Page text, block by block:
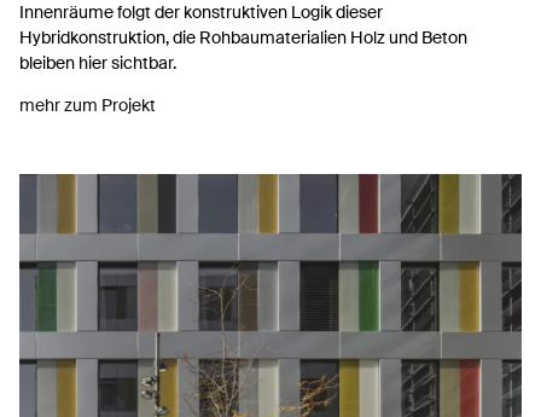
Innenräume folgt der konstruktiven Logik dieser
Hybridkonstruktion, die Rohbaumaterialien Holz und Beton
bleiben hier sichtbar.
mehr zum Projekt